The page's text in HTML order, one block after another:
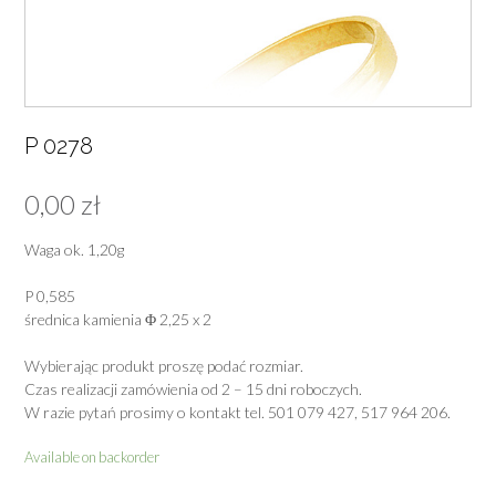
P 0278
0,00 zł
Waga ok. 1,20g
P 0,585
średnica kamienia Φ 2,25 x 2
Wybierając produkt proszę podać rozmiar.
Czas realizacji zamówienia od 2 – 15 dni roboczych.
W razie pytań prosimy o kontakt tel. 501 079 427, 517 964 206.
Available on backorder